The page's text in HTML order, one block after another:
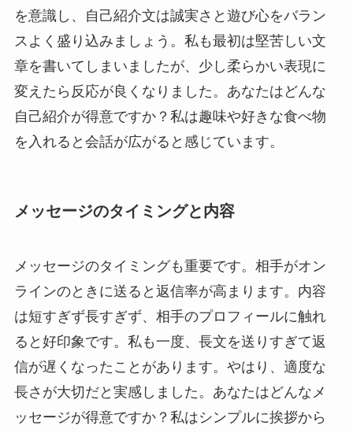
を意識し、自己紹介文は誠実さと遊び心をバラン
スよく盛り込みましょう。私も最初は堅苦しい文
章を書いてしまいましたが、少し柔らかい表現に
変えたら反応が良くなりました。あなたはどんな
自己紹介が得意ですか？私は趣味や好きな食べ物
を入れると会話が広がると感じています。
メッセージのタイミングと内容
メッセージのタイミングも重要です。相手がオン
ラインのときに送ると返信率が高まります。内容
は短すぎず長すぎず、相手のプロフィールに触れ
ると好印象です。私も一度、長文を送りすぎて返
信が遅くなったことがあります。やはり、適度な
長さが大切だと実感しました。あなたはどんなメ
ッセージが得意ですか？私はシンプルに挨拶から